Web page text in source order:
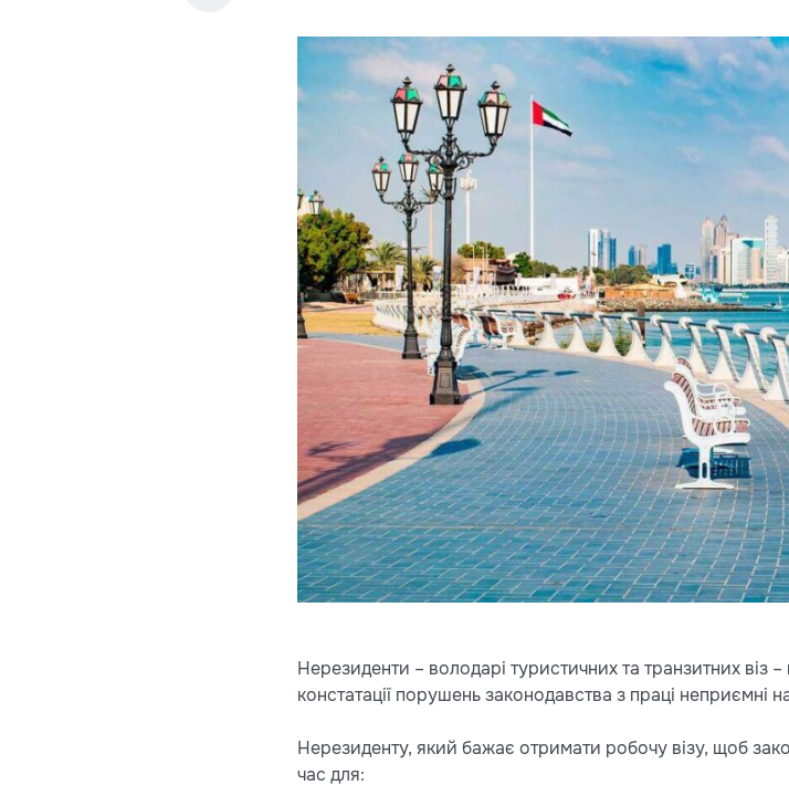
Нерезиденти – володарі туристичних та транзитних віз
констатації порушень законодавства з праці неприємні
Нерезиденту, який бажає отримати робочу візу, щоб
час для: